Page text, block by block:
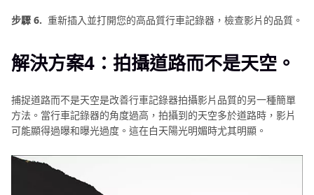
步驟 6. 重新插入並打開您的高品質行車記錄器，檢查影片的品質。
解決方案4：拍攝道路而不是天空。
捕捉道路而不是天空是改善行車記錄器拍攝影片品質的另一種簡單
方法。當行車記錄器的角度過高，拍攝到的天空多於道路時，影片
可能顯得過曝和曝光過度。這在白天陽光明媚時尤其明顯。